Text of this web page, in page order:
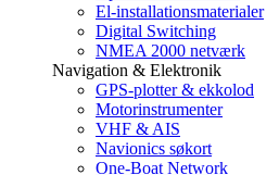
El-installationsmaterialer
Digital Switching
NMEA 2000 netværk
Navigation & Elektronik
GPS-plotter & ekkolod
Motorinstrumenter
VHF & AIS
Navionics søkort
One-Boat Network